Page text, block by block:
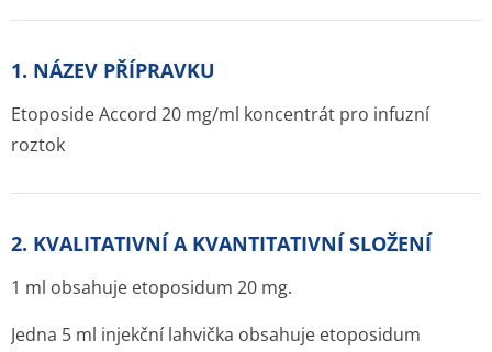
1. NÁZEV PŘÍPRAVKU
Etoposide Accord 20 mg/ml koncentrát pro infuzní
roztok
2. KVALITATIVNÍ A KVANTITATIVNÍ SLOŽENÍ
1 ml obsahuje etoposidum 20 mg.
Jedna 5 ml injekční lahvička obsahuje etoposidum